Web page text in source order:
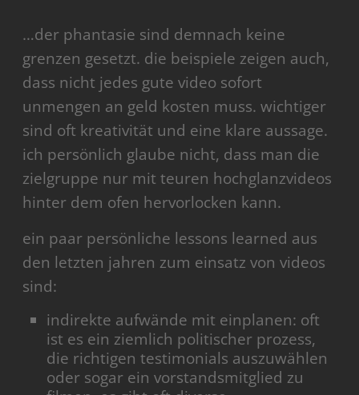
…der phantasie sind demnach keine
grenzen gesetzt. die beispiele zeigen auch,
dass nicht jedes gute video sofort
unmengen an geld kosten muss. wichtiger
sind oft kreativität und eine klare aussage.
ich persönlich glaube nicht, dass man die
zielgruppe nur mit teuren hochglanzvideos
hinter dem ofen hervorlocken kann.
ein paar persönliche lessons learned aus
den letzten jahren zum einsatz von videos
sind:
indirekte aufwände mit einplanen: oft
ist es ein ziemlich politischer prozess,
die richtigen testimonials auszuwählen
oder sogar ein vorstandsmitglied zu